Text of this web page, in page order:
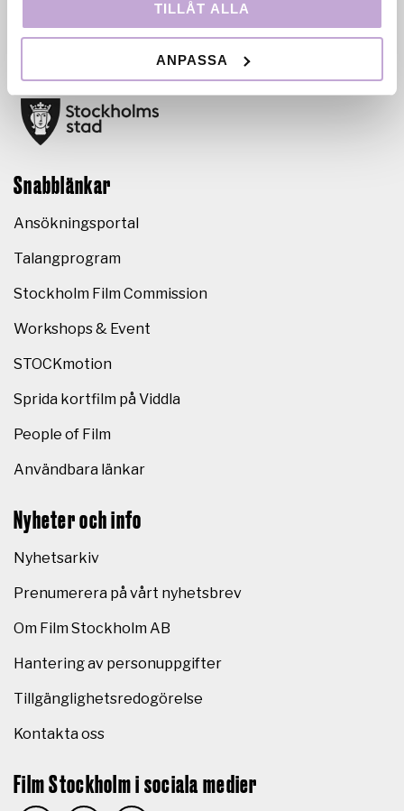
TILLÅT ALLA
ANPASSA
och drivs i nära samarbete med Stockholms stad.
Snabblänkar
Ansökningsportal
Talangprogram
Stockholm Film Commission
Workshops & Event
STOCKmotion
Sprida kortfilm på Viddla
People of Film
Användbara länkar
Nyheter och info
Nyhetsarkiv
Prenumerera på vårt nyhetsbrev
Om Film Stockholm AB
Hantering av personuppgifter
Tillgänglighetsredogörelse
Kontakta oss
Film Stockholm i sociala medier